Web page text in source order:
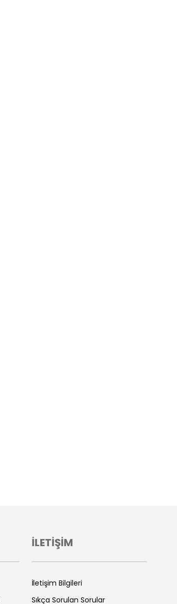
İLETİŞİM
İletişim Bilgileri
Sıkça Sorulan Sorular